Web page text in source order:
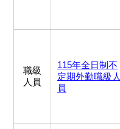
職級
人員
115年全日制不
定期外勤職級人
員